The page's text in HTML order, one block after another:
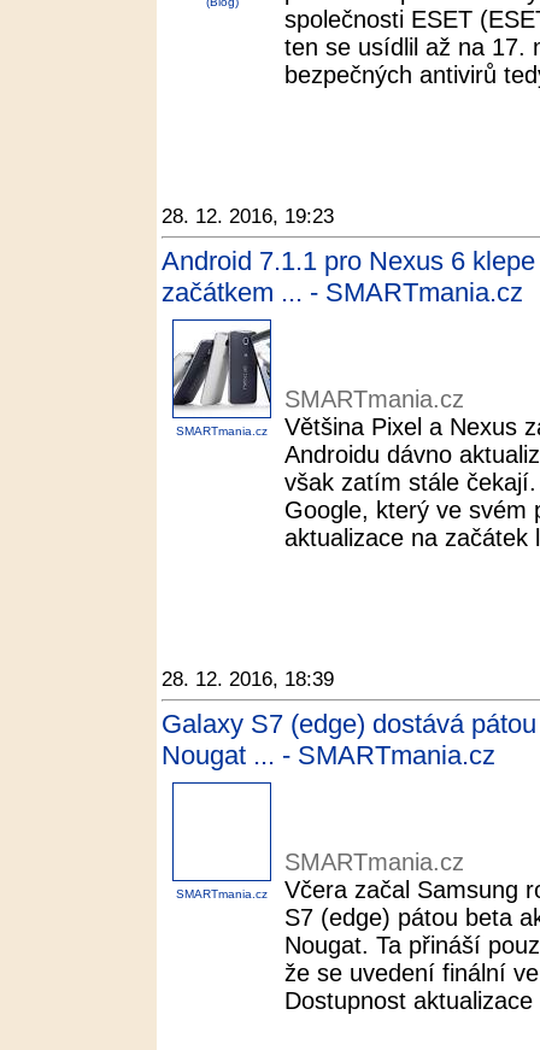
společnosti ESET
ten se usídlil až na 17.
bezpečných antivirů
28. 12. 2016, 19:23
Android 7.1.1 pro Nexus 6
začátkem ... - SMARTmania.cz
SMARTmania.cz
SMARTmania.cz
Většina Pixel a Nexus
Androidu dávno
však zatím stále
Google, který ve svém
aktualizace na začátek
28. 12. 2016, 18:39
Galaxy S7 (edge) dostává
Nougat ... - SMARTmania.cz
SMARTmania.cz
SMARTmania.cz
Včera začal Samsung
S7 (edge) pátou beta
Nougat. Ta přináší
že se uvedení finální
Dostupnost